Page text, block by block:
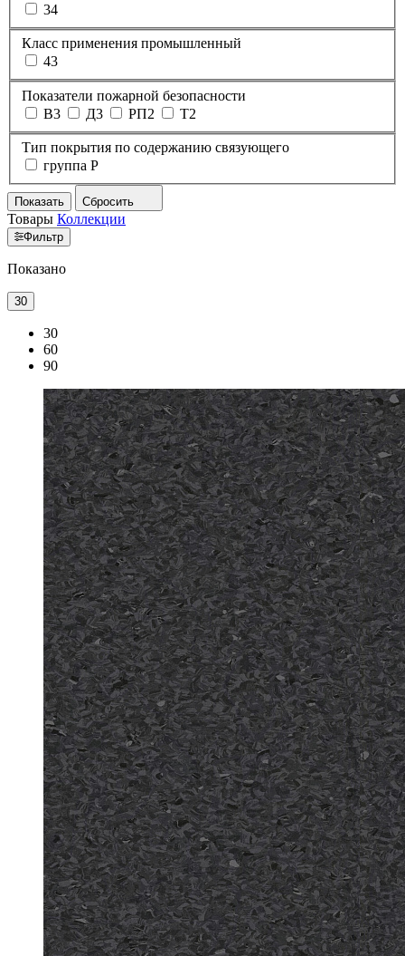
34
Класс применения промышленный
43
Показатели пожарной безопасности
В3
Д3 РП2 Т2
Тип покрытия по содержанию связующего
группа P
Показать Сбросить
Товары Коллекции
Фильтр
Показано
30
30
60
90